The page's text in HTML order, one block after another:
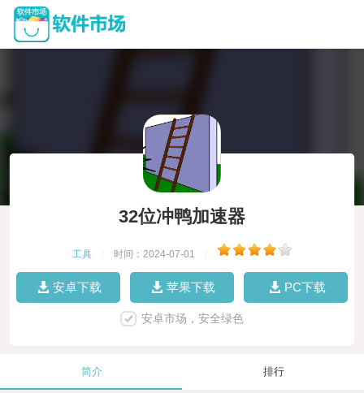
32位冲鸭加速器
工具 时间：2024-07-01
安卓下载 苹果下载 PC下载
安卓市场，安全绿色
简介 排行